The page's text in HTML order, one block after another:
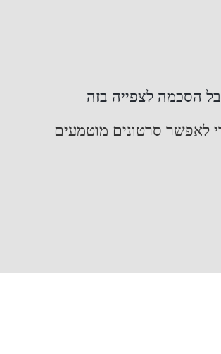
הסכמה לצפייה בזה
לאפשר סרטונים מוטמעים